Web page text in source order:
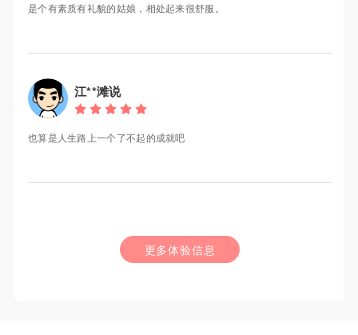
是个有素质有礼貌的姑娘，相处起来很舒服。
江**滩说
也算是人生路上一个了不起的成就吧
更多体验信息